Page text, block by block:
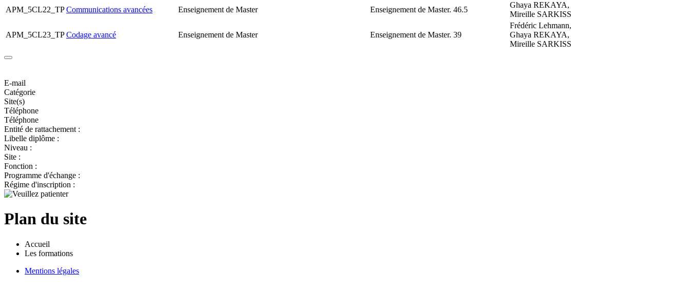
APM_5CL22_TP Communications avancées Enseignement de Master Enseignement de Master. 46.5
Ghaya REKAYA,
Mireille SARKISS
APM_5CL23_TP Codage avancé Enseignement de Master Enseignement de Master. 39
Frédéric Lehmann,
Ghaya REKAYA,
Mireille SARKISS
E-mail
Catégorie
Site(s)
Téléphone
Téléphone
Entité de rattachement :
Libelle diplôme :
Niveau :
Site :
Fonction :
Programme d'échange :
Régime d'inscription :
Plan du site
Accueil
Les formations
Mentions légales